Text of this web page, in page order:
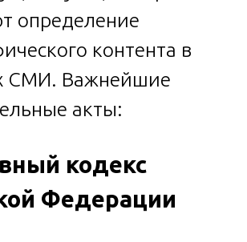
определение
контента в
СМИ. Важнейшие
акты:
кодекс
Федерации